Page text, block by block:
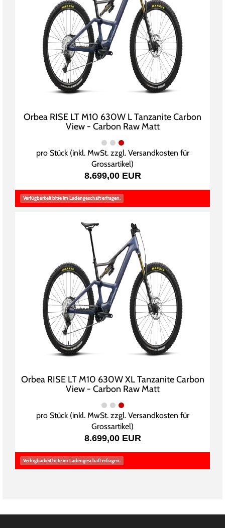
Orbea RISE LT M10 630W L Tanzanite Carbon
View - Carbon Raw Matt
pro Stück (inkl. MwSt. zzgl. Versandkosten für
Grossartikel)
8.699,00 EUR
Verfügbarkeit bitte im Ladengeschäft erfragen.
Orbea RISE LT M10 630W XL Tanzanite Carbon
View - Carbon Raw Matt
pro Stück (inkl. MwSt. zzgl. Versandkosten für
Grossartikel)
8.699,00 EUR
Verfügbarkeit bitte im Ladengeschäft erfragen.